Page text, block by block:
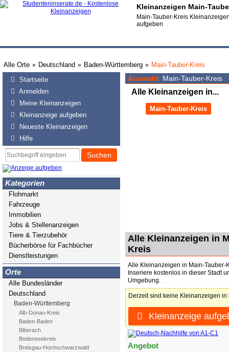
Kleinanzeigen Main-
Main-Tauber-Kreis
aufgeben
Alle Orte » Deutschland » Baden-Württemberg » Main-Tauber-Kreis
Startseite
Anmelden
Meine Kleinanzeigen
Kleinanzeige aufgeben
Neueste Kleinanzeigen
Hilfe
Suchen
Kategorien
Flohmarkt
Fahrzeuge
Immobilien
Jobs & Stellenanzeigen
Tiere & Tierzubehör
Bücherbörse für Fachbücher
Dienstleistungen
Orte
Alle Bundesländer
Deutschland
Baden-Württemberg
Alb-Donau-Kreis
Baden-Baden
Biberach
Bodenseekreis
Breisgau-Hochschwarzwald
Auswahl: Main-Tauber-Kreis
Alle Kleinanzeigen in...
Main-Tauber-Kreis
Alle Kleinanzeigen in
Kreis
Alle Kleinanzeigen in Main-Tauber-
Inseriere kostenlos in dieser Stadt
Umgebung.
Derzeit sind keine Kleinanzeigen in
Kleinanzeige
Angebot